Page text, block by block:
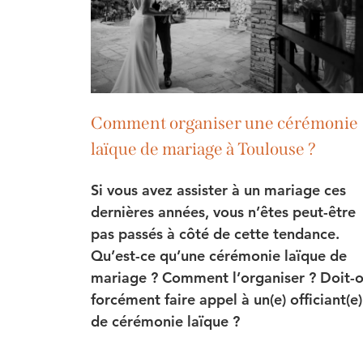
Comment organiser une cérémonie
laïque de mariage à Toulouse ?
Si vous avez assister à un mariage ces
dernières années, vous n’êtes peut-être
pas passés à côté de cette tendance.
Qu’est-ce qu’une cérémonie laïque de
mariage ? Comment l’organiser ? Doit-
forcément faire appel à un(e) officiant(e)
de cérémonie laïque ?